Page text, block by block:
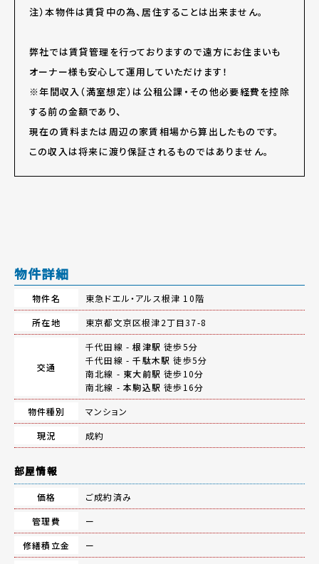
注）本物件は賃貸中の為、居住することは出来ません。
弊社では賃貸管理を行っておりますので遠方にお住まいも
オーナー様も安心して運用していただけます！
※年間収入（満室想定）は公租公課・その他必要経費を控除
する前の金額であり、
現在の賃料または周辺の家賃相場から算出したものです。
この収入は将来に渡り保証されるものではありません。
物件詳細
物件名
東急ドエル・アルス根津 10階
所在地
東京都文京区根津2丁目37-8
交通
千代田線 -根津駅 徒歩5分
千代田線 -千駄木駅 徒歩5分
南北線 - 東大前駅 徒歩10分
南北線 -本駒込駅 徒歩16分
物件種別
マンション
現況
成約
部屋情報
価格
ご成約済み
管理費
ー
修繕積立金
ー